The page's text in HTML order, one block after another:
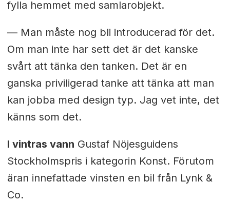
fylla hemmet med samlarobjekt.
— Man måste nog bli introducerad för det.
Om man inte har sett det är det kanske
svårt att tänka den tanken. Det är en
ganska priviligerad tanke att tänka att man
kan jobba med design typ. Jag vet inte, det
känns som det.
I vintras vann Gustaf Nöjesguidens
Stockholmspris i kategorin Konst. Förutom
äran innefattade vinsten en bil från Lynk &
Co.